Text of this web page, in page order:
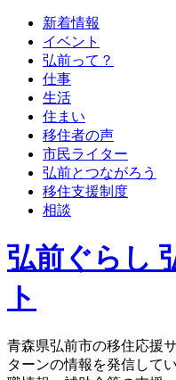
新着情報
イベント
弘前って？
仕事
生活
住まい
移住者の声
市民ライター
弘前とつながろう
移住支援制度
相談
弘前ぐらし
ト
青森県弘前市の移住応援
ターンの情報を発信して